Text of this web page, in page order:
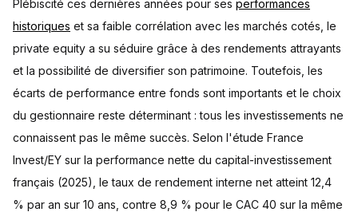
Plébiscité ces dernières années pour ses performances
historiques et sa faible corrélation avec les marchés cotés, le
private equity a su séduire grâce à des rendements attrayants
et la possibilité de diversifier son patrimoine. Toutefois, les
écarts de performance entre fonds sont importants et le choix
du gestionnaire reste déterminant : tous les investissements ne
connaissent pas le même succès. Selon l'étude France
Invest/EY sur la performance nette du capital-investissement
français (2025), le taux de rendement interne net atteint 12,4
% par an sur 10 ans, contre 8,9 % pour le CAC 40 sur la même